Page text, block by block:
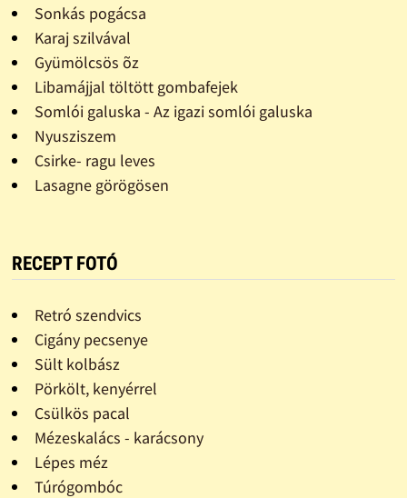
Sonkás pogácsa
Karaj szilvával
Gyümölcsös õz
Libamájjal töltött gombafejek
Somlói galuska - Az igazi somlói galuska
Nyusziszem
Csirke- ragu leves
Lasagne görögösen
RECEPT FOTÓ
Retró szendvics
Cigány pecsenye
Sült kolbász
Pörkölt, kenyérrel
Csülkös pacal
Mézeskalács - karácsony
Lépes méz
Túrógombóc